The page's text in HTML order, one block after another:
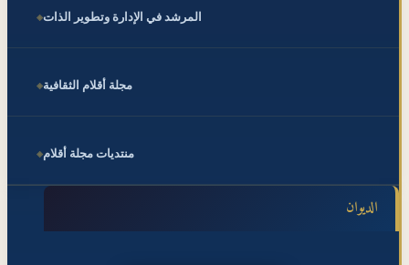
المرشد في الإدارة وتطوير الذات
مجلة أقلام الثقافية
منتديات مجلة أقلام
الديوان